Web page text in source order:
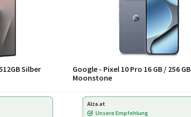
Silber
Google - Pixel 10 Pro 16 GB / 256 GB
Moonstone
Alza.at
Unsere Empfehlung